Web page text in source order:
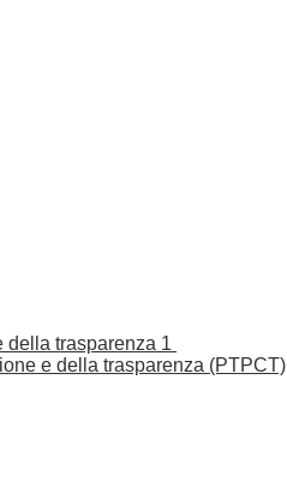
della trasparenza 1
e della trasparenza (PTPCT)